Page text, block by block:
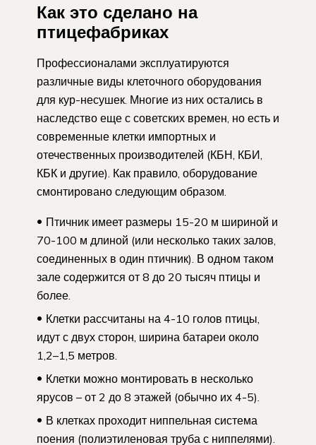
Как это сделано на
птицефабриках
Профессионалами эксплуатируются
различные виды клеточного оборудования
для кур-несушек. Многие из них остались в
наследство еще с советских времен, но есть и
современные клетки импортных и
отечественных производителей (КБН, КБИ,
КБК и другие). Как правило, оборудование
смонтировано следующим образом.
Птичник имеет размеры 15-20 м шириной и
70-100 м длиной (или несколько таких залов,
соединенных в один птичник). В одном таком
зале содержится от 8 до 20 тысяч птицы и
более.
Клетки рассчитаны на 4-10 голов птицы,
идут с двух сторон, ширина батареи около
1,2–1,5 метров.
Клетки можно монтировать в несколько
ярусов – от 2 до 8 этажей (обычно их 4-5).
В клетках проходит ниппельная система
поения (полиэтиленовая труба с ниппелями).